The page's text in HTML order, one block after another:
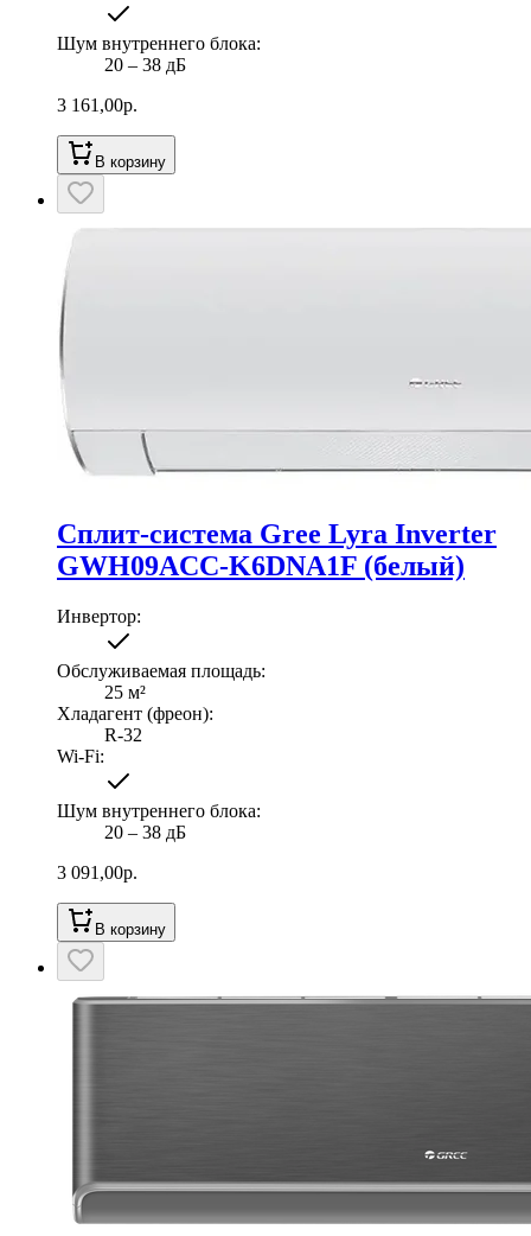
Шум внутреннего блока:
20 ‒ 38 дБ
3 161,00р.
В корзину
Сплит-система Gree Lyra Inverter
GWH09ACC-K6DNA1F (белый)
Инвертор:
Обслуживаемая площадь:
25 м²
Хладагент (фреон):
R-32
Wi-Fi:
Шум внутреннего блока:
20 ‒ 38 дБ
3 091,00р.
В корзину